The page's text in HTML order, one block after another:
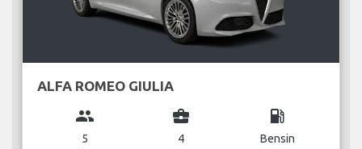
ALFA ROMEO GIULIA
group
5
business_center
4
local_gas_station
Bensin